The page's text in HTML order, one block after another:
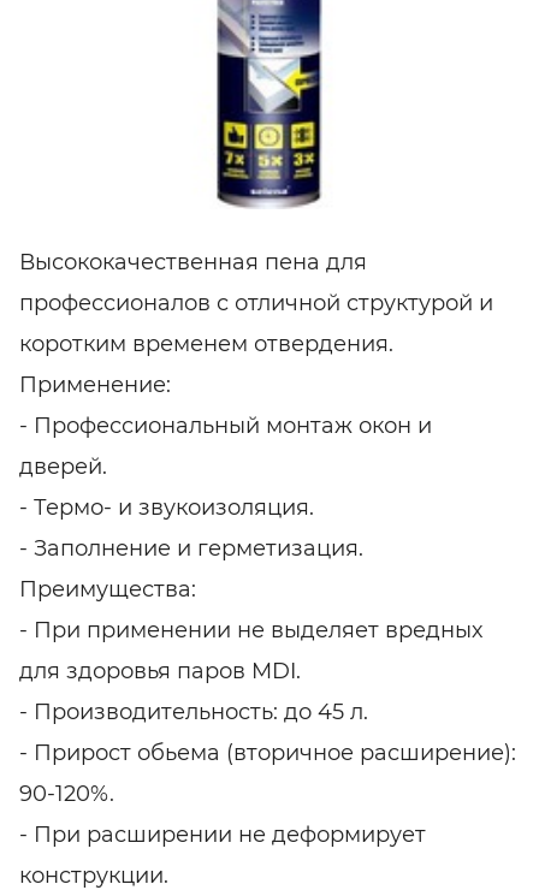
Высококачественная пена для
профессионалов с отличной структурой и
коротким временем отвердения.
Применение:
- Профессиональный монтаж окон и
дверей.
- Термо- и звукоизоляция.
- Заполнение и герметизация.
Преимущества:
- При применении не выделяет вредных
для здоровья паров MDI.
- Производительность: до 45 л.
- Прирост обьема (вторичное расширение):
90-120%.
- При расширении не деформирует
конструкции.